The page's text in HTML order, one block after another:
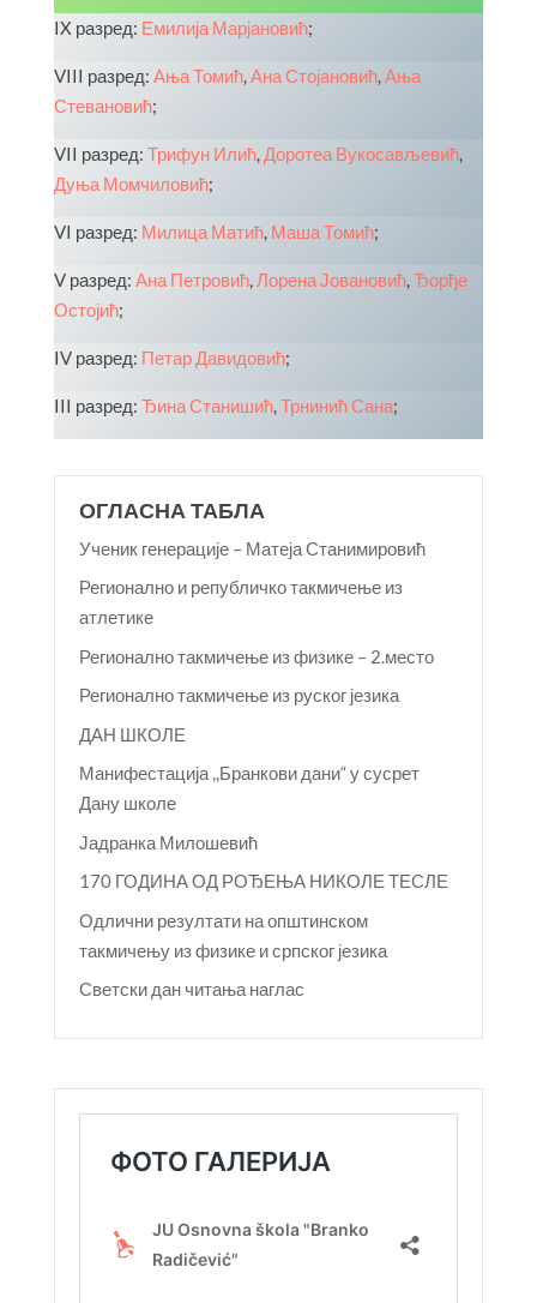
IX разред: Емилија Марјановић;
VIII разред: Ања Томић, Ана Стојановић, Ања
Стевановић;
VII разред: Трифун Илић, Доротеа Вукосављевић,
Дуња Момчиловић;
VI разред: Милица Матић, Маша Томић;
V разред: Ана Петровић, Лорена Јовановић, Ђорђе
Остојић;
IV разред: Петар Давидовић;
III разред: Ђина Станишић, Трнинић Сана;
ОГЛАСНА ТАБЛА
Ученик генерације – Матеја Станимировић
Регионално и републичко такмичење из
атлетике
Регионално такмичење из физике – 2.место
Регионално такмичење из руског језика
ДАН ШКОЛЕ
Манифестација ,,Бранкови дани“ у сусрет
Дану школе
Јадранка Милошевић
170 ГОДИНА ОД РОЂЕЊА НИКОЛЕ ТЕСЛЕ
Одлични резултати на општинском
такмичењу из физике и српског језика
Светски дан читања наглас